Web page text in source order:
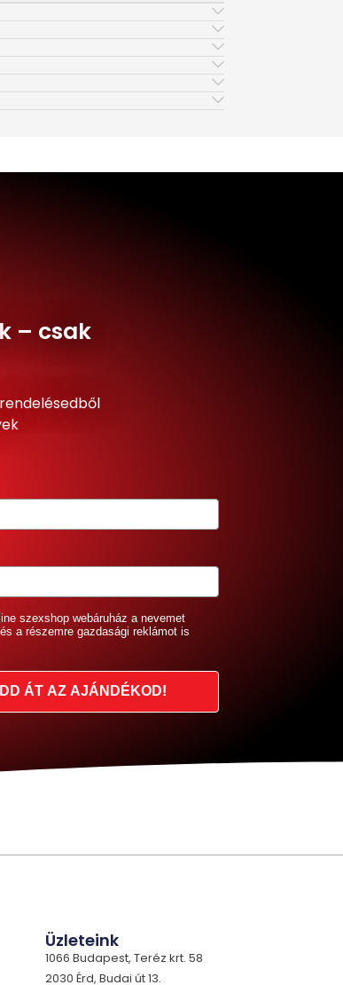
– csak
szexshop webáruház a nevemet
a részemre gazdasági reklámot is
ÁT AZ AJÁNDÉKOD!
Üzleteink
1066 Budapest, Teréz krt. 58
2030 Érd, Budai út 13.